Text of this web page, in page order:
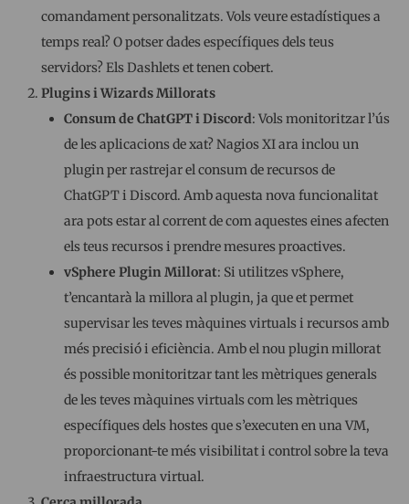
comandament personalitzats. Vols veure estadístiques a
temps real? O potser dades específiques dels teus
servidors? Els Dashlets et tenen cobert.
Plugins i Wizards Millorats
Consum de ChatGPT i Discord: Vols monitoritzar l’ús
de les aplicacions de xat? Nagios XI ara inclou un
plugin per rastrejar el consum de recursos de
ChatGPT i Discord. Amb aquesta nova funcionalitat
ara pots estar al corrent de com aquestes eines afecten
els teus recursos i prendre mesures proactives.
vSphere Plugin Millorat: Si utilitzes vSphere,
t’encantarà la millora al plugin, ja que et permet
supervisar les teves màquines virtuals i recursos amb
més precisió i eficiència. Amb el nou plugin millorat
és possible monitoritzar tant les mètriques generals
de les teves màquines virtuals com les mètriques
específiques dels hostes que s’executen en una VM,
proporcionant-te més visibilitat i control sobre la teva
infraestructura virtual.